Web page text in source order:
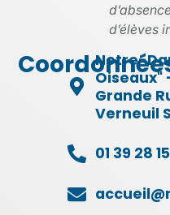
d’élèves
Notre-
Oiseaux"
Grande
Verneuil
01 39 28